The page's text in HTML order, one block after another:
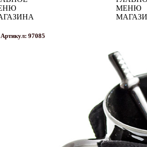
Артикул: 97085